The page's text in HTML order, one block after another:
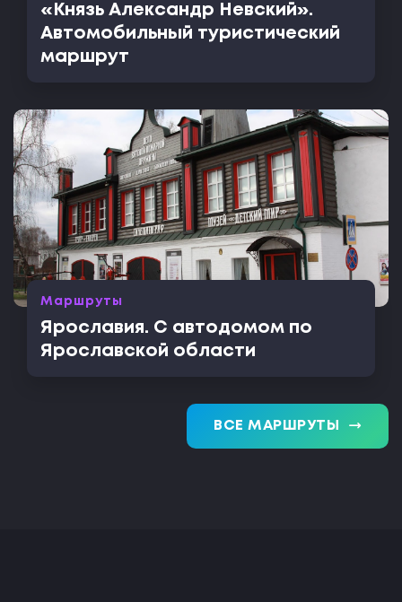
«Князь Александр Невский».
Автомобильный туристический
маршрут
Маршруты
Ярославия. С автодомом по
Ярославской области
ВСЕ МАРШРУТЫ trending_flat